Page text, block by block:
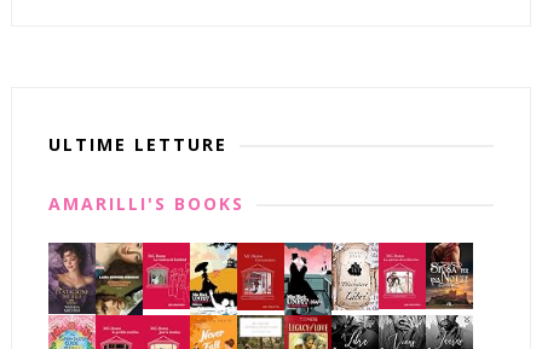
ULTIME LETTURE
AMARILLI'S BOOKS